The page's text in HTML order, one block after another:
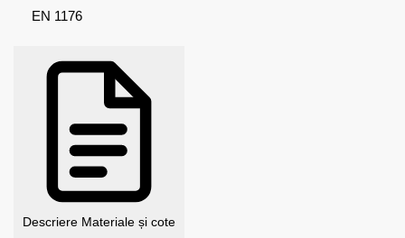
EN 1176
Descriere Materiale și cote